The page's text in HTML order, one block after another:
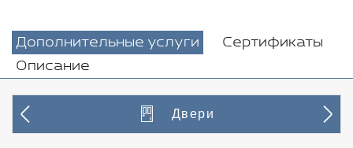
Дополнительные услуги
Сертификаты
Описание
Двери